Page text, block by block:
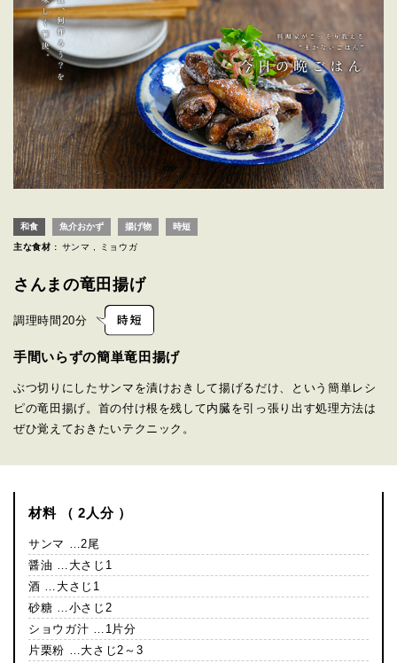
和食 魚介おかず 揚げ物 時短
主な食材 : サンマ ミョウガ
さんまの竜田揚げ
調理時間 20分
手間いらずの簡単竜田揚げ
ぶつ切りにしたサンマを漬けおきして揚げるだけ、という簡単レシ
ピの竜田揚げ。首の付け根を残して内臓を引っ張り出す処理方法は
ぜひ覚えておきたいテクニック。
材料 （ 2人分 ）
サンマ …2尾
醤油 …大さじ1
酒 …大さじ1
砂糖 …小さじ2
ショウガ汁 …1片分
片栗粉 …大さじ2～3